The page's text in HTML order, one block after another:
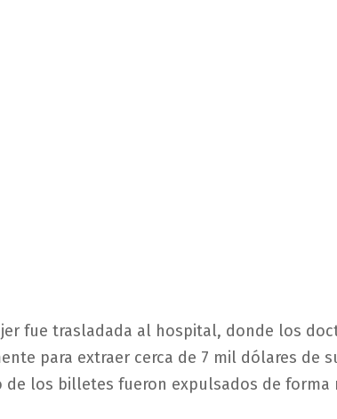
fue trasladada al hospital, donde los
para extraer cerca de 7 mil dólares de
de los billetes fueron expulsados de forma